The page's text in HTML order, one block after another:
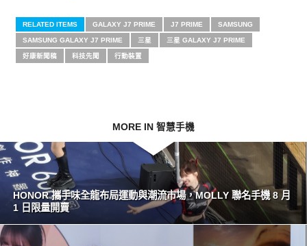
RELATED ITEMS GALAXY J7 PRIME J7 PRIME SAMSUNG
SAMSUNG GALAXY J7 PRIME 三星 三星 GALAXY J7 PRIME
好康新聞稿 科技先聞 行動裝置
MORE IN 智慧手機
HONOR 攜手味全龍布局運動與潮流市場，MOLLY 聯名手機 8 月
1 日限量開賣